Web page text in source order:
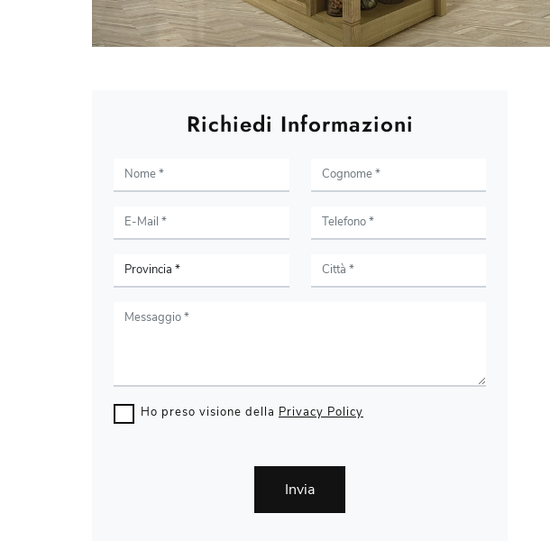
Richiedi Informazioni
Ho preso visione della Privacy Policy
Invia